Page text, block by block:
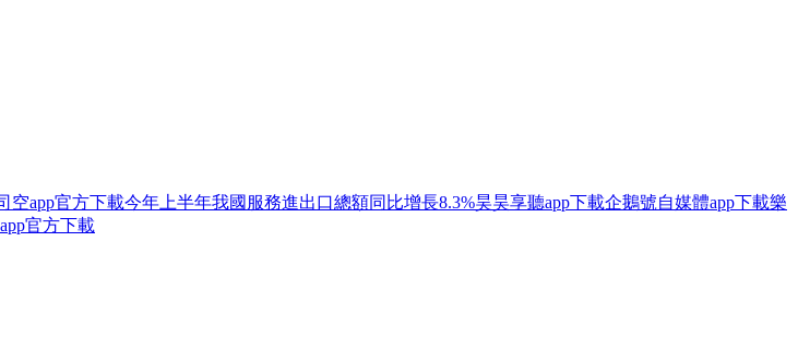
空app官方下載今年上半年我國服務進出口總額同比增長8.3%昊昊享聽app下載企鵝號自媒體app下載樂
官方下載